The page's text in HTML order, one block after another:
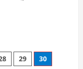
29 30